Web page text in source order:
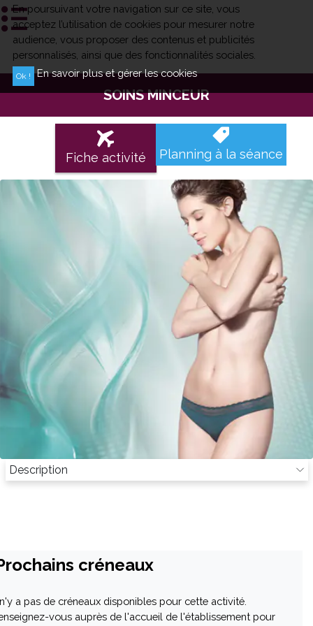
En poursuivant votre navigation sur ce site, vous
acceptez l’utilisation de cookies pour mesurer notre
audience, vous proposer des contenus et publicités
personnalisés, ainsi que des fonctionnalités sociales.
En savoir plus et gérer les cookies
SOINS MINCEUR
Fiche activité Planning à la séance
Description
créneaux
a pas de créneaux disponibles pour cette activité.
vous auprès de l'accueil de l'établissement pour